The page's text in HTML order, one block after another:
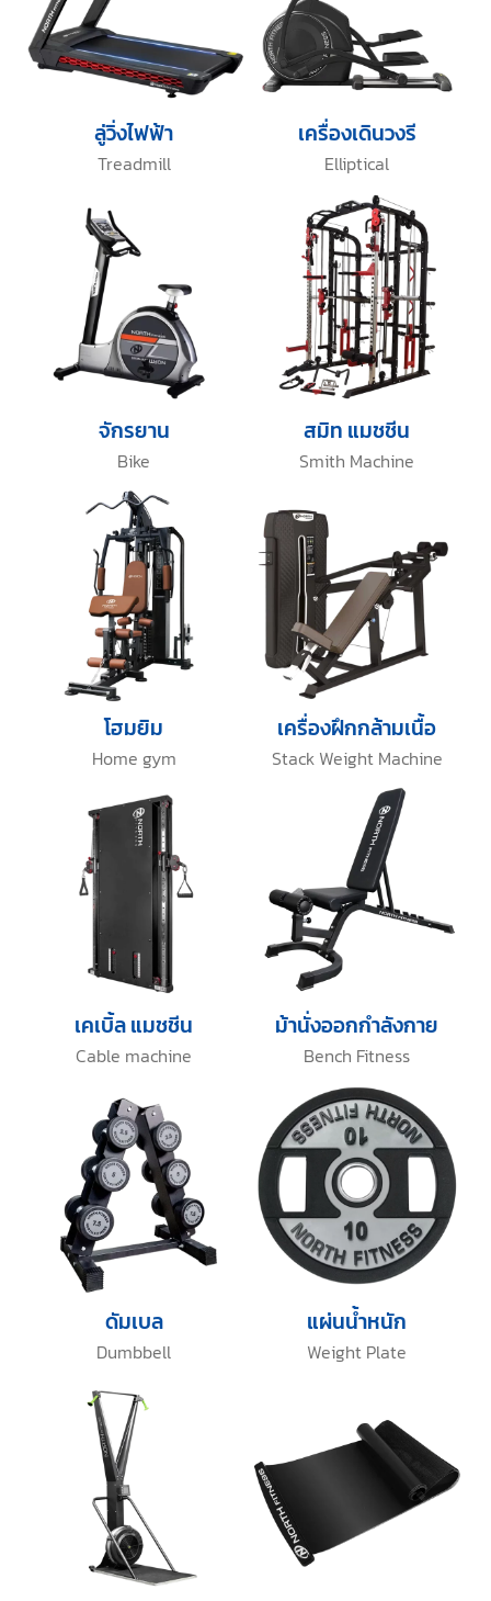
Treadmill
ลู่วิ่งไฟฟ้า
Elliptical
เครื่องเดินวงรี
Bike
จักรยาน
Smith Machine
สมิท แมชชีน
Home gym
โฮมยิม
Stack Weight Machine
เครื่องฝึกกล้ามเนื้อ
Cable machine
เคเบิ้ล แมชชีน
Bench Fitness
ม้านั่งออกกำลังกาย
Dumbbell
ดัมเบล
Weight Plate
แผ่นน้ำหนัก